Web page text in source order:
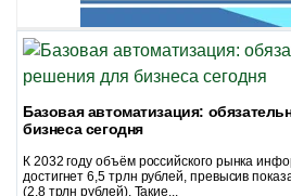
Базовая автоматизация:
бизнеса сегодня
К 2032 году объём российского рынка
достигнет 6,5 трлн рублей, превысив
(2,8 трлн рублей). Такие...